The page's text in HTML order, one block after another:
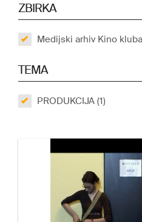
ZBIRKA
Medijski arhiv Kino
TEMA
PRODUKCIJA (1)